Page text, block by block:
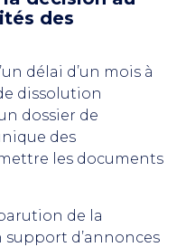
des
délai d’un mois à
dissolution
dossier de
des
les documents
de la
support d’annonces